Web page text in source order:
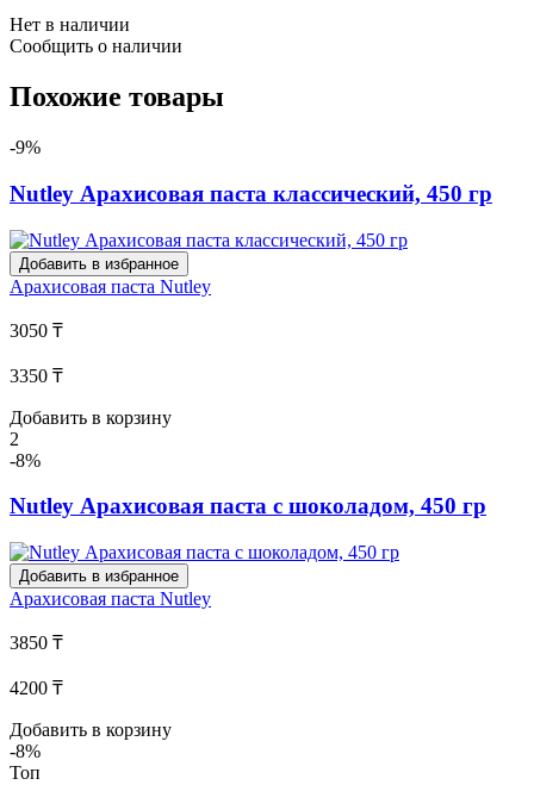
Нет в наличии
Сообщить о наличии
Похожие товары
-9%
Nutley Арахисовая паста классический, 450 гр
Добавить в избранное
Арахисовая паста Nutley
3050 ₸
3350 ₸
Добавить в корзину
2
-8%
Nutley Арахисовая паста с шоколадом, 450 гр
Добавить в избранное
Арахисовая паста Nutley
3850 ₸
4200 ₸
Добавить в корзину
-8%
Топ